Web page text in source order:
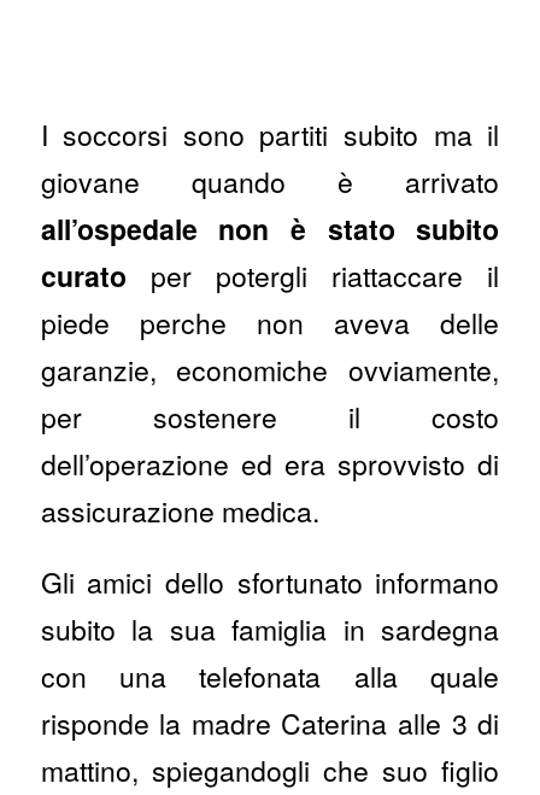
I soccorsi sono partiti subito ma il
giovane quando è arrivato
all’ospedale non è stato subito
curato per potergli riattaccare il
piede perche non aveva delle
garanzie, economiche ovviamente,
per sostenere il costo
dell’operazione ed era sprovvisto di
assicurazione medica.
Gli amici dello sfortunato informano
subito la sua famiglia in sardegna
con una telefonata alla quale
risponde la madre Caterina alle 3 di
mattino, spiegandogli che suo figlio